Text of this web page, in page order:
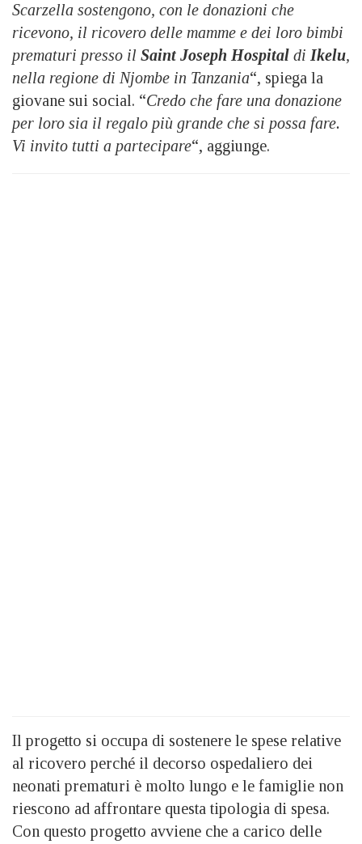
Scarzella sostengono, con le donazioni che
ricevono, il ricovero delle mamme e dei loro bimbi
prematuri presso il Saint Joseph Hospital di Ikelu,
nella regione di Njombe in Tanzania“, spiega la
giovane sui social. “Credo che fare una donazione
per loro sia il regalo più grande che si possa fare.
Vi invito tutti a partecipare“, aggiunge.
Il progetto si occupa di sostenere le spese relative
al ricovero perché il decorso ospedaliero dei
neonati prematuri è molto lungo e le famiglie non
riescono ad affrontare questa tipologia di spesa.
Con questo progetto avviene che a carico delle